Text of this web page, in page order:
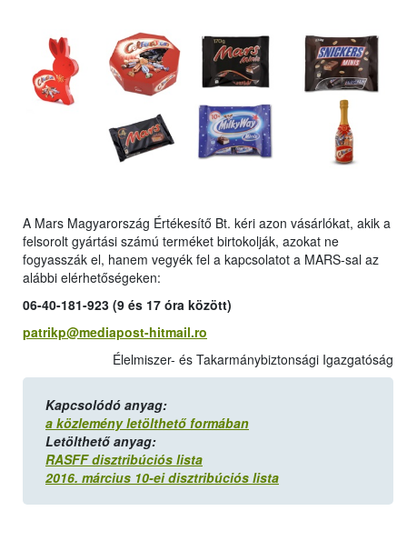
A Mars Magyarország Értékesítő Bt. kéri azon vásárlókat, akik a
felsorolt gyártási számú terméket birtokolják, azokat ne
fogyasszák el, hanem vegyék fel a kapcsolatot a MARS-sal az
alábbi elérhetőségeken:
06-40-181-923 (9 és 17 óra között)
patrikp@mediapost-hitmail.ro
Élelmiszer- és Takarmánybiztonsági Igazgatóság
Kapcsolódó anyag:
a közlemény letölthető formában
Letölthető anyag:
RASFF disztribúciós lista
2016. március 10-ei disztribúciós lista